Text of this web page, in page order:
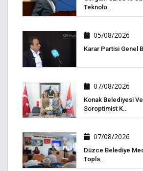
Teknolo..
05/08/2026
Karar Partisi Genel
07/08/2026
Konak Belediyesi
Soroptimist K..
07/08/2026
Düzce Belediye
Topla..